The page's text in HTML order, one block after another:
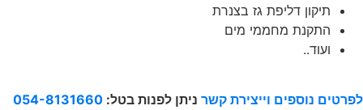
תיקון דליפת גז בצנרת
התקנת מחממי מים
ועוד..
לפרטים נוספים וייצירת קשר ניתן לפנות בטל: 054-8131660